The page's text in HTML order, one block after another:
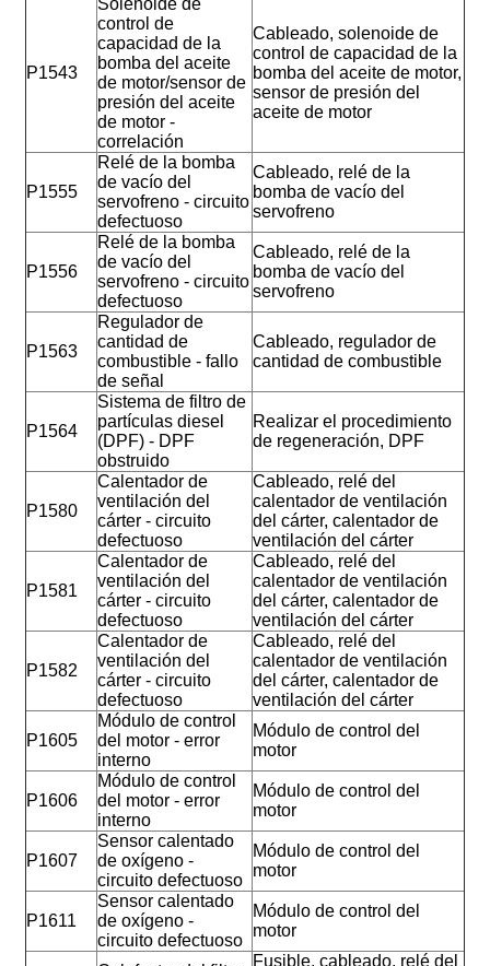
P1543
Solenoide de
control de
capacidad de la
bomba del aceite
de motor/sensor de
presión del aceite
de motor -
correlación
Cableado, solenoide de
control de capacidad de la
bomba del aceite de motor,
sensor de presión del
aceite de motor
P1555
Relé de la bomba
de vacío del
servofreno - circuito
defectuoso
Cableado, relé de la
bomba de vacío del
servofreno
P1556
Relé de la bomba
de vacío del
servofreno - circuito
defectuoso
Cableado, relé de la
bomba de vacío del
servofreno
P1563
Regulador de
cantidad de
combustible - fallo
de señal
Cableado, regulador de
cantidad de combustible
P1564
Sistema de filtro de
partículas diesel
(DPF) - DPF
obstruido
Realizar el procedimiento
de regeneración, DPF
P1580
Calentador de
ventilación del
cárter - circuito
defectuoso
Cableado, relé del
calentador de ventilación
del cárter, calentador de
ventilación del cárter
P1581
Calentador de
ventilación del
cárter - circuito
defectuoso
Cableado, relé del
calentador de ventilación
del cárter, calentador de
ventilación del cárter
P1582
Calentador de
ventilación del
cárter - circuito
defectuoso
Cableado, relé del
calentador de ventilación
del cárter, calentador de
ventilación del cárter
P1605
Módulo de control
del motor - error
interno
Módulo de control del
motor
P1606
Módulo de control
del motor - error
interno
Módulo de control del
motor
P1607
Sensor calentado
de oxígeno -
circuito defectuoso
Módulo de control del
motor
P1611
Sensor calentado
de oxígeno -
circuito defectuoso
Módulo de control del
motor
Fusible, cableado, relé del